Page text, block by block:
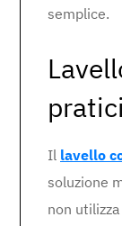
semplice.
Il lavello
soluzione
non